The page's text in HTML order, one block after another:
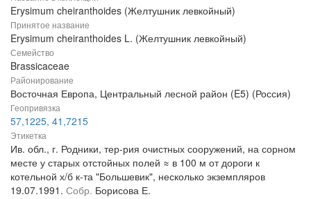
Erysimum cheiranthoides (Желтушник левкойный)
Принятое название
Erysimum cheiranthoides L. (Желтушник левкойный)
Семейство
Brassicaceae
Районирование
Восточная Европа, Центральный лесной район (E5) (Россия)
Геопривязка
57,1225, 41,7215
Этикетка
Ив. обл., г. Родники, тер-рия очистных сооружений, на сорном
месте у старых отстойных полей ≈ в 100 м от дороги к
котельной х/б к-та "Большевик", несколько экземпляров
19.07.1991. Собр. Борисова Е.